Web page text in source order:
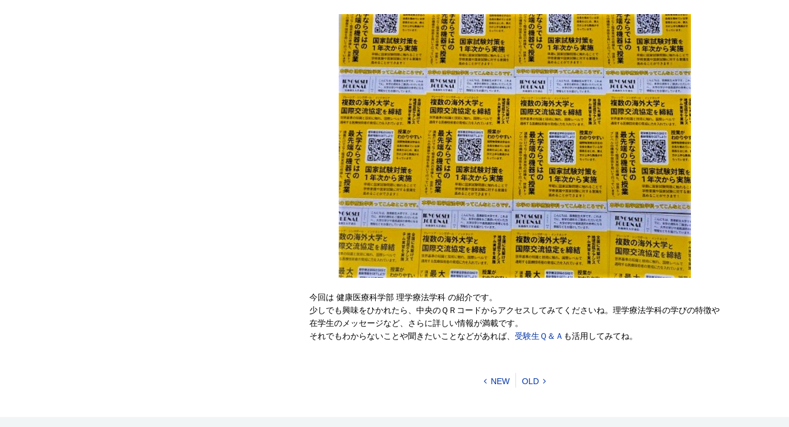
今回は 健康医療科学部 理学療法学科 の紹介です。
少しでも興味をひかれたら、中央のＱＲコードからアクセスしてみてくださいね。理学療法学科の学びの特徴や
在学生のメッセージなど、さらに詳しい情報が満載です。
それでもわからないことや聞きたいことなどがあれば、 受験生Ｑ＆Ａ も活用してみてね。
NEW OLD